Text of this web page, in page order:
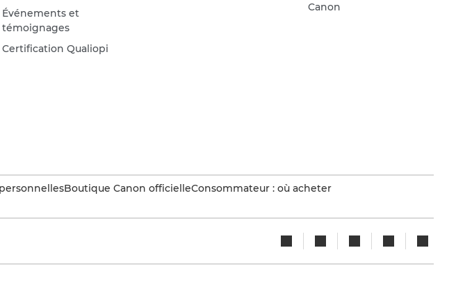
Événements et
témoignages
Certification Qualiopi
Canon
Boutique Canon officielleConsommateur : où acheter